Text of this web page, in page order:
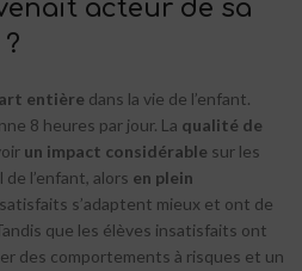
acteur de sa
entière dans la vie de l’enfant.
8 heures par jour. La qualité de
un impact considérable sur les
l’enfant, alors en plein
s’adaptent mieux et ont de
que les élèves insatisfaits ont
des comportements à risques et un